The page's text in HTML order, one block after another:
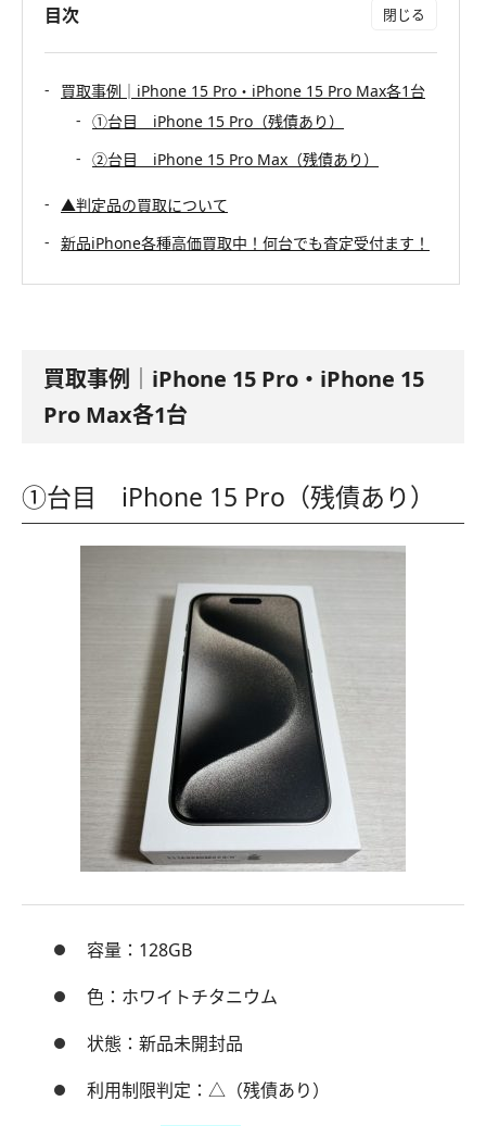
目次
買取事例│iPhone 15 Pro・iPhone 15 Pro Max各1台
①台目 iPhone 15 Pro（残債あり）
②台目 iPhone 15 Pro Max（残債あり）
▲判定品の買取について
新品iPhone各種高価買取中！何台でも査定受付ます！
買取事例│iPhone 15 Pro・iPhone 15
Pro Max各1台
①台目 iPhone 15 Pro（残債あり）
容量：128GB
色：ホワイトチタニウム
状態：新品未開封品
利用制限判定：△（残債あり）